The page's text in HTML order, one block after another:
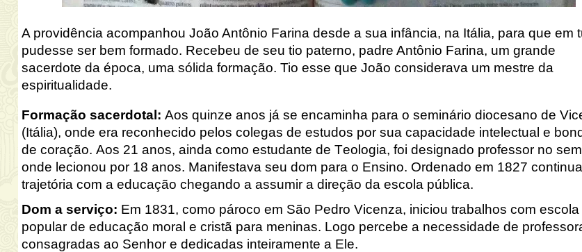
A providência acompanhou João Antônio Farina desde a sua infância, na Itália, para que em
pudesse ser bem formado. Recebeu de seu tio paterno, padre Antônio Farina, um grande
sacerdote da época, uma sólida formação. Tio esse que João considerava um mestre da
espiritualidade.
Formação sacerdotal : Aos quinze anos já se encaminha para o seminário diocesano de
(Itália), onde era reconhecido pelos colegas de estudos por sua capacidade intelectual e
de coração. Aos 21 anos, ainda como estudante de Teologia, foi designado professor no
onde lecionou por 18 anos. Manifestava seu dom para o Ensino. Ordenado em 1827
trajetória com a educação chegando a assumir a direção da escola pública.
Dom a serviço: Em 1831, como pároco em São Pedro Vicenza, iniciou trabalhos com escola
popular de educação moral e cristã para meninas. Logo percebe a necessidade de
consagradas ao Senhor e dedicadas inteiramente a Ele.